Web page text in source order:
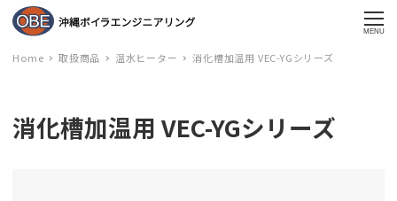
MENU
Home 取扱商品 温水ヒーター 消化槽加温用 VEC-YGシリーズ
消化槽加温用 VEC-YGシリーズ